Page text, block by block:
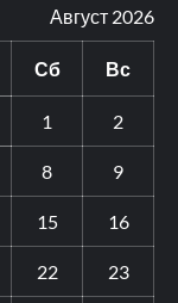
Август 2026
Сб Вс
1 2
8 9
15 16
22 23